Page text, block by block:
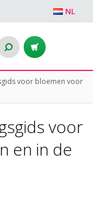
NL
voor bloemen voor
voor
en in de